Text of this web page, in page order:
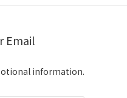
Email
information.